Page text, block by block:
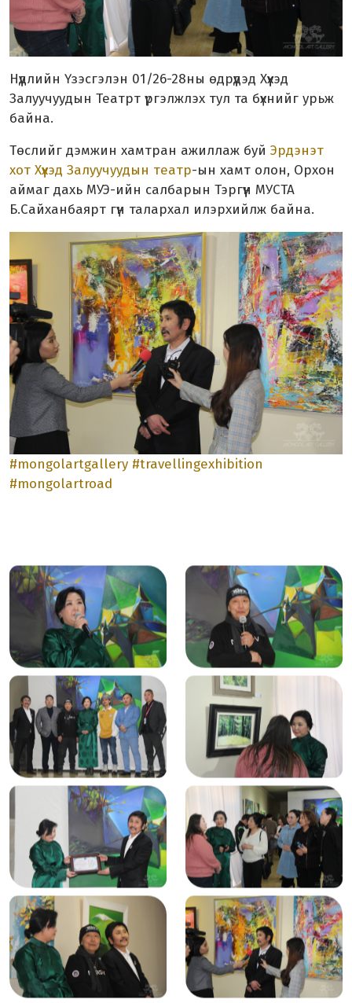
Нүүдлийн Үзэсгэлэн 01/26-28ны өдрүүдэд Хүүхэд
Залуучуудын Театрт үргэлжлэх тул та бүхнийг урьж
байна.
Төслийг дэмжин хамтран ажиллаж буй Эрдэнэт
хот Хүүхэд Залуучуудын театр-ын хамт олон, Орхон
аймаг дахь МУЭ-ийн салбарын Тэргүүн МУСТА
Б.Сайханбаярт гүн талархал илэрхийлж байна.
#mongolartgallery #travellingexhibition
#mongolartroad